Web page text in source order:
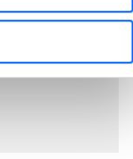
Group